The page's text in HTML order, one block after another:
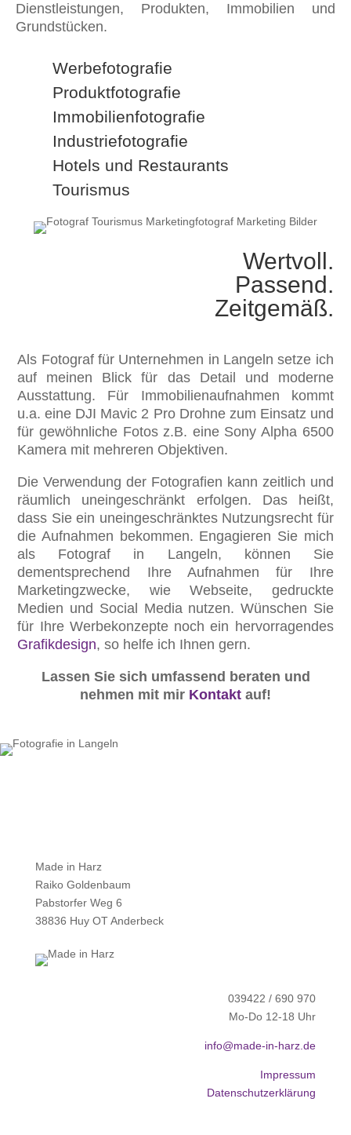
Dienstleistungen, Produkten, Immobilien und
Grundstücken.
Werbefotografie
Produktfotografie
Immobilienfotografie
Industriefotografie
Hotels und Restaurants
Tourismus
Wertvoll.
Passend.
Zeitgemäß.
Als Fotograf für Unternehmen in Langeln setze ich
auf meinen Blick für das Detail und moderne
Ausstattung. Für Immobilienaufnahmen kommt
u.a. eine DJI Mavic 2 Pro Drohne zum Einsatz und
für gewöhnliche Fotos z.B. eine Sony Alpha 6500
Kamera mit mehreren Objektiven.
Die Verwendung der Fotografien kann zeitlich und
räumlich uneingeschränkt erfolgen. Das heißt,
dass Sie ein uneingeschränktes Nutzungsrecht für
die Aufnahmen bekommen. Engagieren Sie mich
als Fotograf in Langeln, können Sie
dementsprechend Ihre Aufnahmen für Ihre
Marketingzwecke, wie Webseite, gedruckte
Medien und Social Media nutzen. Wünschen Sie
für Ihre Werbekonzepte noch ein hervorragendes
Grafikdesign, so helfe ich Ihnen gern.
Lassen Sie sich umfassend beraten und
nehmen mit mir Kontakt auf!
Made in Harz
Raiko Goldenbaum
Pabstorfer Weg 6
38836 Huy OT Anderbeck
039422 / 690 970
Mo-Do 12-18 Uhr
info@made-in-harz.de
Impressum
Datenschutzerklärung